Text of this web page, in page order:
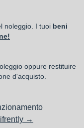
noleggio. I tuoi beni
oppure restituire
d'acquisto.
→